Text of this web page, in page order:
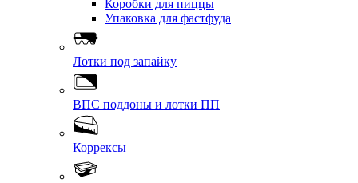
Коробки для пиццы
Упаковка для фастфуда
Лотки под запайку
ВПС поддоны и лотки ПП
Коррексы